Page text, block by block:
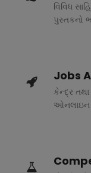
વિવિધ
પુસ્તકનો
Jobs
કેન્દ્ર તથા
ઓનલાઇન